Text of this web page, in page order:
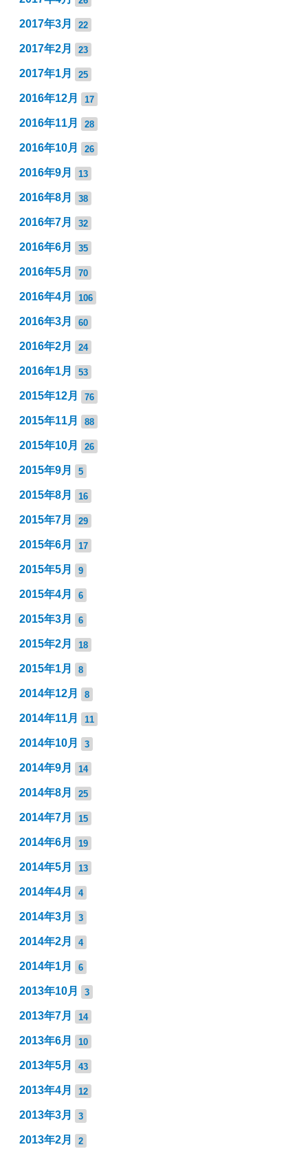
2017年3月 22
2017年2月 23
2017年1月 25
2016年12月 17
2016年11月 28
2016年10月 26
2016年9月 13
2016年8月 38
2016年7月 32
2016年6月 35
2016年5月 70
2016年4月 106
2016年3月 60
2016年2月 24
2016年1月 53
2015年12月 76
2015年11月 88
2015年10月 26
2015年9月 5
2015年8月 16
2015年7月 29
2015年6月 17
2015年5月 9
2015年4月 6
2015年3月 6
2015年2月 18
2015年1月 8
2014年12月 8
2014年11月 11
2014年10月 3
2014年9月 14
2014年8月 25
2014年7月 15
2014年6月 19
2014年5月 13
2014年4月 4
2014年3月 3
2014年2月 4
2014年1月 6
2013年10月 3
2013年7月 14
2013年6月 10
2013年5月 43
2013年4月 12
2013年3月 3
2013年2月 2